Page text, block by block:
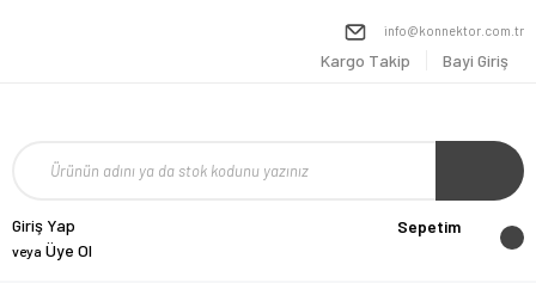
info@konnektor.com.tr
Kargo Takip Bayi Giriş
Giriş Yap
veya Üye Ol
Sepetim